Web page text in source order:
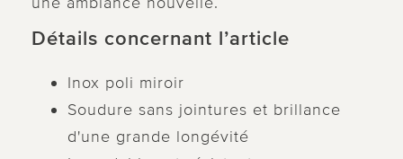
Détails concernant l’article
Inox poli miroir
Soudure sans jointures et brillance
d'une grande longévité